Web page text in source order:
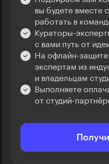
вы будете вместе
работать в
Кураторы-
с вами путь от
На офлайн-защите
экспертам из
и владельцам
Выполняете
от студий-